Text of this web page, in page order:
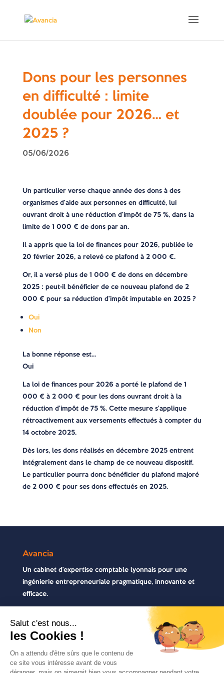
Dons pour les personnes
en difficulté : limite
doublée pour 2026… et
2025 ?
05/06/2026
Un particulier verse chaque année des dons à des
organismes d’aide aux personnes en difficulté, lui
ouvrant droit à une réduction d’impôt de 75 %, dans la
limite de 1 000 € de dons par an.
Il a appris que la loi de finances pour 2026, publiée le
20 février 2026, a relevé ce plafond à 2 000 €.
Or, il a versé plus de 1 000 € de dons en décembre
2025 : peut-il bénéficier de ce nouveau plafond de 2
000 € pour sa réduction d’impôt imputable en 2025 ?
Oui
Non
La bonne réponse est…
Oui
La loi de finances pour 2026 a porté le plafond de 1
000 € à 2 000 € pour les dons ouvrant droit à la
réduction d’impôt de 75 %. Cette mesure s’applique
rétroactivement aux versements effectués à compter du
14 octobre 2025.
Dès lors, les dons réalisés en décembre 2025 entrent
intégralement dans le champ de ce nouveau dispositif.
Le particulier pourra donc bénéficier du plafond majoré
de 2 000 € pour ses dons effectués en 2025.
Avancia
Un cabinet d’expertise comptable lyonnais pour une
ingénierie entrepreneuriale pragmatique, innovante et
efficace.
Contactez-nous
04 72 71 54 72
30, rue Pré Gaudry, 69007 Lyon